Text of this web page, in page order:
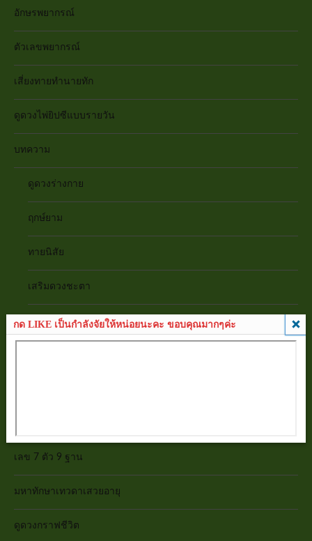
อักษรพยากรณ์
ตัวเลขพยากรณ์
เสี่ยงทายทำนายทัก
ดูดวงไพ่ยิปซีแบบรายวัน
บทความ
ดูดวงร่างกาย
ฤกษ์ยาม
ทายนิสัย
เสริมดวงชะตา
ดูดวงความรัก
เลข 7 ตัว 9 ฐาน
มหาทักษาเทวดาเสวยอายุ
ดูดวงกราฟชีวิต
กด LIKE เป็นกำลังจัยให้หน่อยนะคะ ขอบคุณมากๆค่ะ